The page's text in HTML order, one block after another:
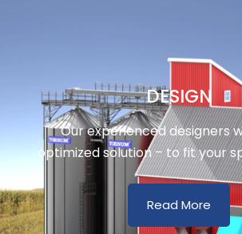
DESIGN
Our experienced designers
optimized solution – to fit your
Read More